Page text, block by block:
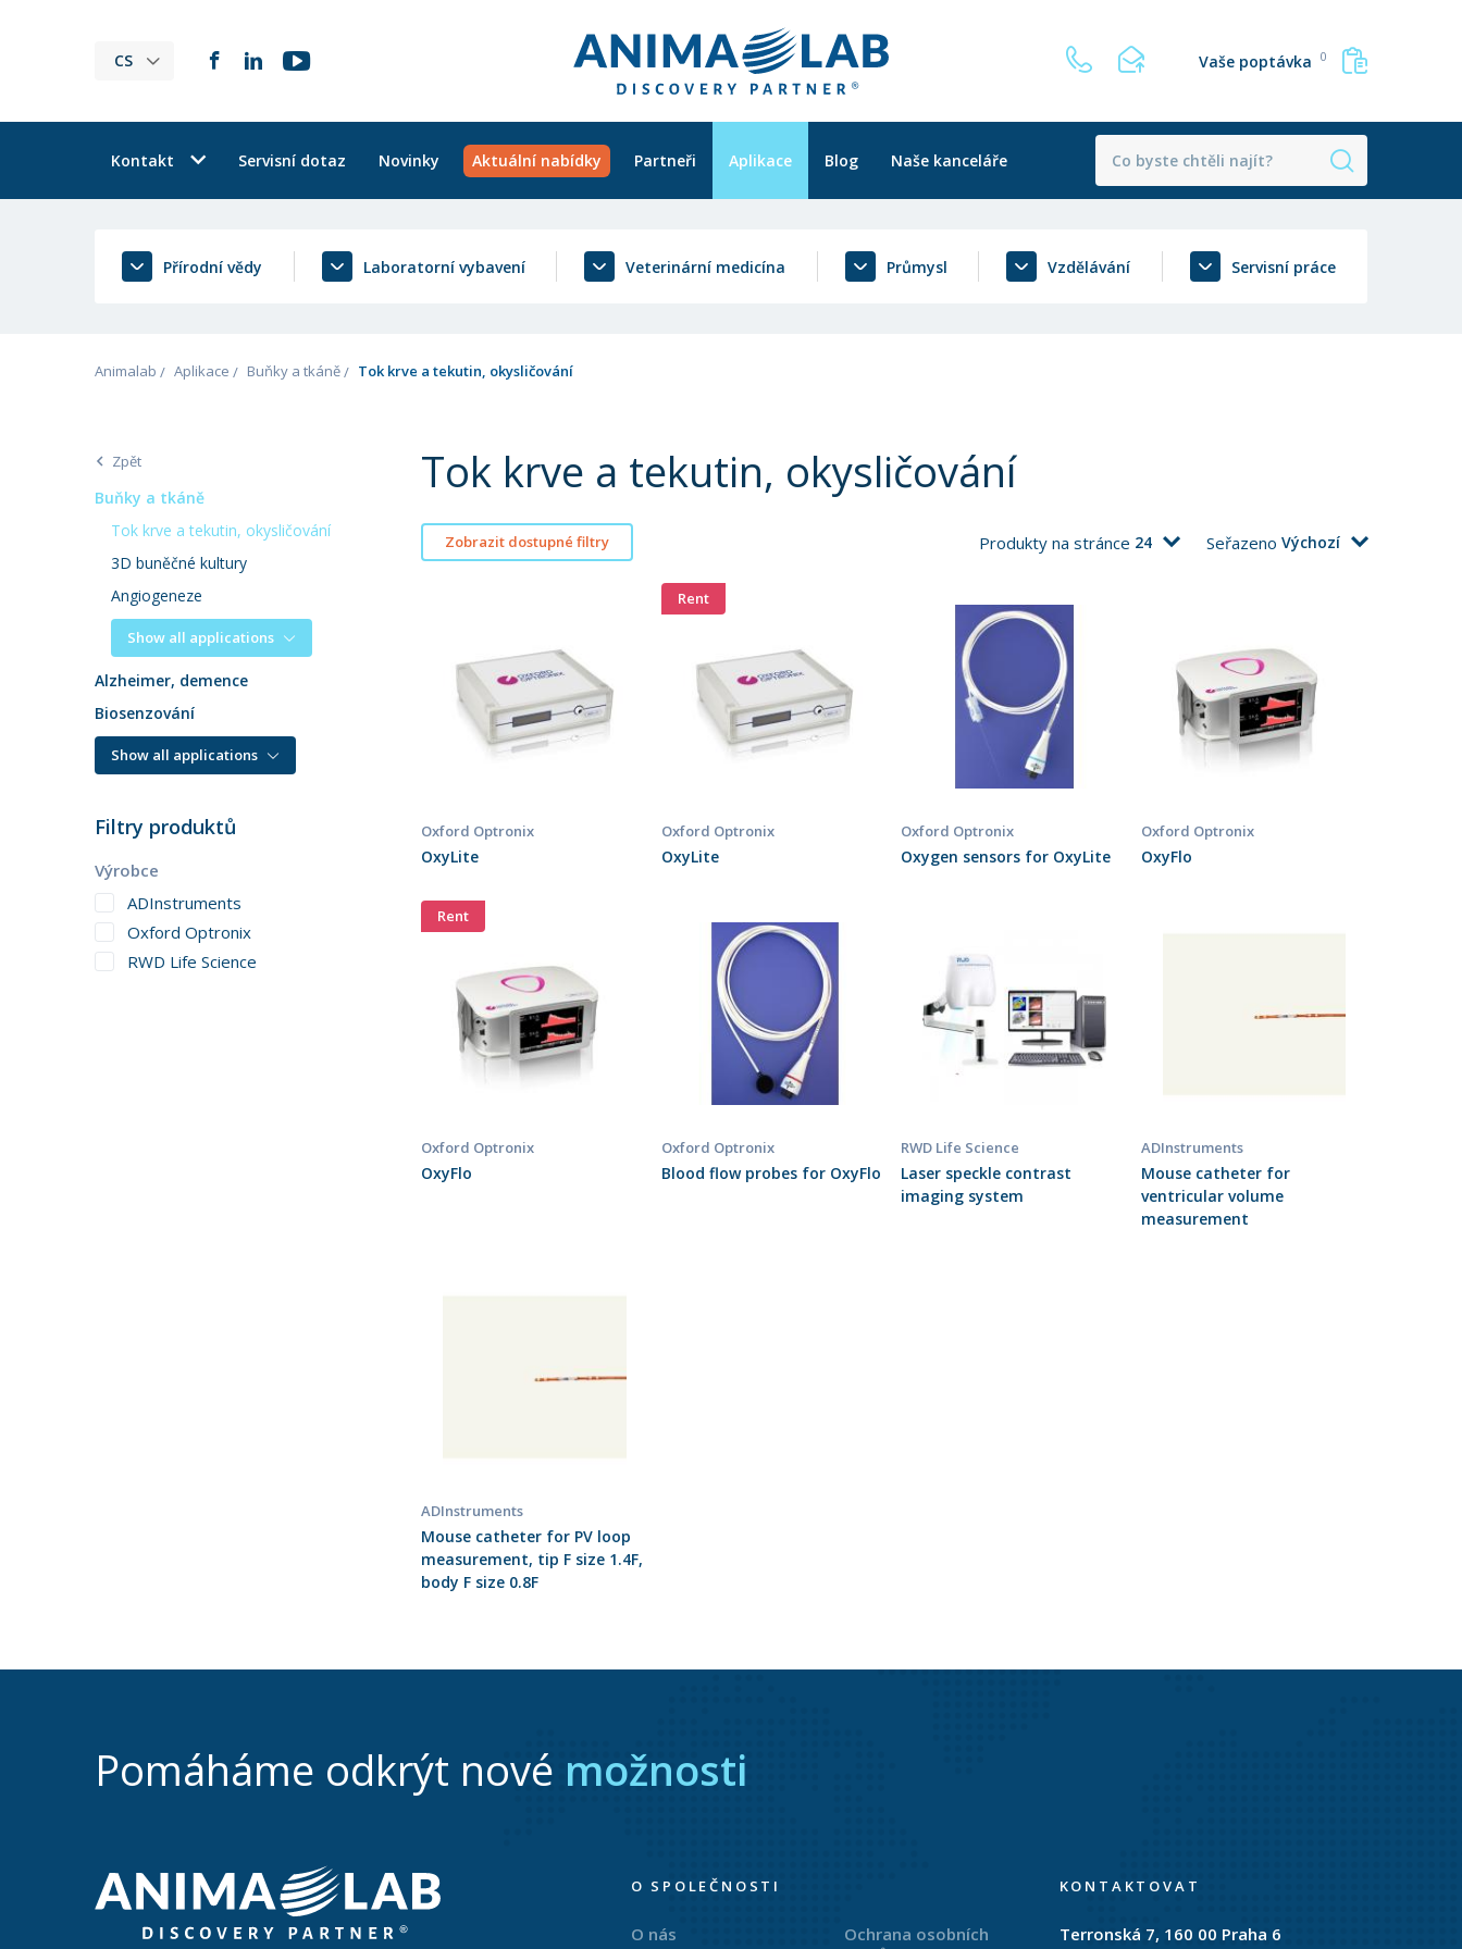
CS Vaše poptávka 0
Kontakt Servisní dotaz Novinky Aktuální nabídky Partneři Aplikace Blog Naše kanceláře
Přírodní vědy Laboratorní vybavení Veterinární medicína Průmysl Vzdělávání Servisní práce
Animalab Aplikace Buňky a tkáně Tok krve a tekutin, okysličování
Zpět
Buňky a tkáně
Tok krve a tekutin, okysličování
3D buněčné kultury
Angiogeneze
Show all applications
Alzheimer, demence
Biosenzování
Show all applications
Filtry produktů
Výrobce
ADInstruments
Oxford Optronix
RWD Life Science
Tok krve a tekutin, okysličování
Zobrazit dostupné filtry Produkty na stránce 24 Seřazeno Výchozí
Oxford Optronix
OxyLite
Rent
Oxford Optronix
OxyLite
Oxford Optronix
Oxygen sensors for OxyLite
Oxford Optronix
OxyFlo
Rent
Oxford Optronix
OxyFlo
Oxford Optronix
Blood flow probes for OxyFlo
RWD Life Science
Laser speckle contrast
imaging system
ADInstruments
Mouse catheter for
ventricular volume
measurement
ADInstruments
Mouse catheter for PV loop
measurement, tip F size 1.4F,
body F size 0.8F
Pomáháme odkrýt nové možnosti
O SPOLEČNOSTI
O nás
Ochrana osobních
KONTAKTOVAT
Terronská 7, 160 00 Praha 6